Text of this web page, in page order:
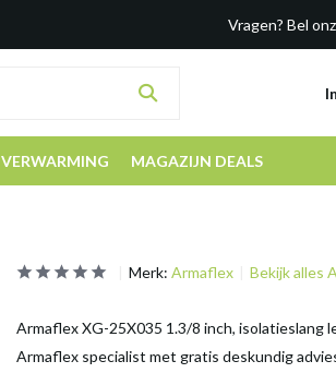
Vragen? Bel
VERWARMING MAGAZIJN DEALS
Merk: Armaflex Bekijk alles
Armaflex XG-25X035 1.3/8 inch, isolatieslang
Armaflex specialist met gratis deskundig